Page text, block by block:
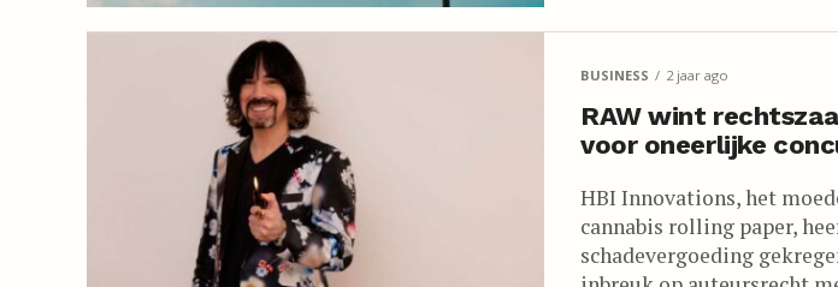
BUSINESS 2 jaar ago
RAW wint
voor oneerlijke
HBI Innovations, het
cannabis rolling paper,
schadevergoeding